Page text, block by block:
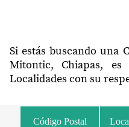
Si estás buscando una
Mitontic, Chiapas, es
Localidades con su
Código Postal